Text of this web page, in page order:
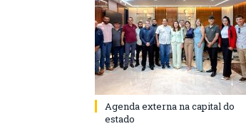
Agenda externa na capital do
estado